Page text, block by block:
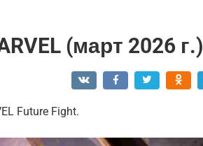
(март 2026 г.)
Future Fight.